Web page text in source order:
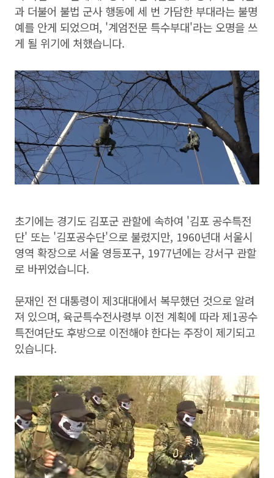
과 더불어 불법 군사 행동에 세 번 가담한 부대라는 불명
예를 안게 되었으며, '계엄전문 특수부대'라는 오명을 쓰
게 될 위기에 처했습니다.
초기에는 경기도 김포군 관할에 속하여 '김포 공수특전
단' 또는 '김포공수단'으로 불렸지만, 1960년대 서울시
영역 확장으로 서울 영등포구, 1977년에는 강서구 관할
로 바뀌었습니다.
문재인 전 대통령이 제3대대에서 복무했던 것으로 알려
져 있으며, 육군특수전사령부 이전 계획에 따라 제1공수
특전여단도 후방으로 이전해야 한다는 주장이 제기되고
있습니다.